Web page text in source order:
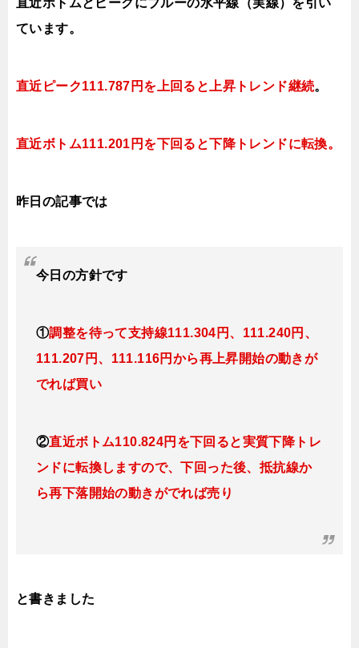
直近ボトムとピークにブルーの水平線（実線）を引い
ています。
直近ピーク111.787円を上回ると上昇トレンド継続。
直近ボトム111.201円を下回ると下降トレンドに転換。
昨日の記事では
今日 の方針です
①調整を待って支持線111.304円、111.240円、
111.207円、111.116円から再上昇開始の動きが
でれば買い
②直近ボトム110.824円を下回ると実質下降トレ
ンドに転換しますので、下 回った後、抵抗線か
ら再下落開始の動きがでれば売り
と書きました